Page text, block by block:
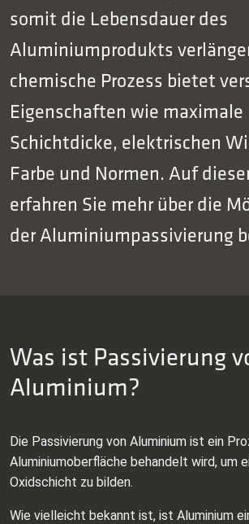
somit die Lebensdauer des
Aluminiumprodukts
chemische Prozess bietet
Eigenschaften wie maximale
Schichtdicke, elektrischen
Farbe und Normen. Auf
erfahren Sie mehr über die
der Aluminiumpassivierung
Was ist Passivierung
Aluminium?
Die Passivierung von Aluminium ist ein
Aluminiumoberfläche behandelt wird, um
Oxidschicht zu bilden.
Wie vielleicht bekannt ist, ist Aluminium